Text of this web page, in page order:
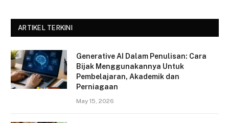
ARTIKEL TERKINI
Generative AI Dalam Penulisan: Cara
Bijak Menggunakannya Untuk
Pembelajaran, Akademik dan
Perniagaan
May 15, 2026